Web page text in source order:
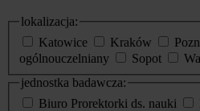
lokalizacja:
Katowice
Kraków
ogólnouczelniany
Sopot
jednostka badawcza:
Biuro Prorektorki ds. nauki